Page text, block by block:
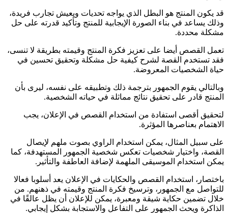
قد يكون المنتج هو البطل الذي يواجه تحديات ويعيش تجارب فريدة،
وذلك يساعد في بناء الصورة الإيجابية للمنتج وتأكيد قدرته على حل
مشكلة محددة.
تعمل القصص أيضا على تعزيز فكرة المنتج وقيمته بطريقة لا تنسى،
فقد تستخدم القصة لشرح كيفية حل مشكلة وتحقيق تحسين في
حياة الشخصيات المعروضة.
وبالتالي يقوم الجمهور بترجمة ذلك وتطبيقه على نفسه، ليرى بأن
المنتج قادر على تحقيق نتائج مماثلة في حياته الشخصية.
لتحقيق أقصى استفادة من استخدام القصص في الإعلان، يجب
الاهتمام بعناصرها المؤثرة.
على سبيل المثال، يمكن استخدام الراوي بصوت ملهم لإيصال
القصة، واختيار شخصيات تعكس شخصية الجمهور المستهدفة، كما
يمكن استخدام الموسيقى الملهمة لإضافة العاطفة والتأثير.
باختصار، استخدام القصص والحكايات في الإعلان يعد أسلوبا فعالا
للتواصل مع الجمهور، وترسيخ فكرة المنتج وقيمته في ذهنهم. من
خلال تضمين حكاية شيقة ومعبرة، يمكن للإعلان أن يظل عالقًا في
الذاكرة ويحث الجمهور على التفاعل والاستجابة بشكل إيجابي.